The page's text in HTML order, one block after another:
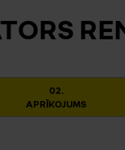
APRĪKOJUMS